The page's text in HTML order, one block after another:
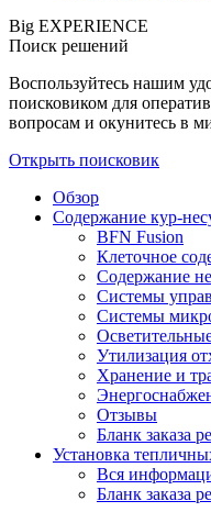
Big EXPERIENCE
Поиск решений
Воспользуйтесь нашим
поисковиком для
вопросам и окунитесь в
Открыть поисковик
Обзор
Содержание кур-
BFN Fusion
Клеточное
Содержание
Системы
Системы
Утилизация
Хранение и
Отзывы
Бланк заказа
Установка
Вся
Бланк заказа